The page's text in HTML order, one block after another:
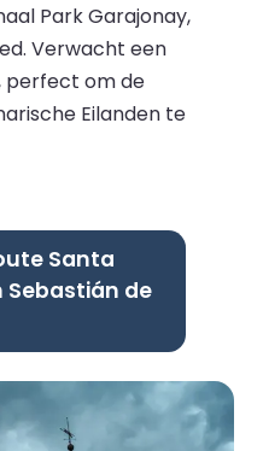
Park Garajonay,
Verwacht een
perfect om de
Eilanden te
Santa
Sebastián de